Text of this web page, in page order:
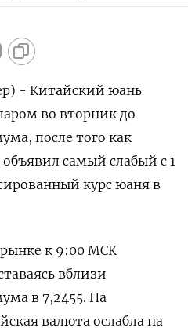
- Китайский юань
во вторник до
после того как
самый слабый с 1
курс юаня в
к 9:00 МСК
вблизи
в 7,2455. На
валюта ослабла на